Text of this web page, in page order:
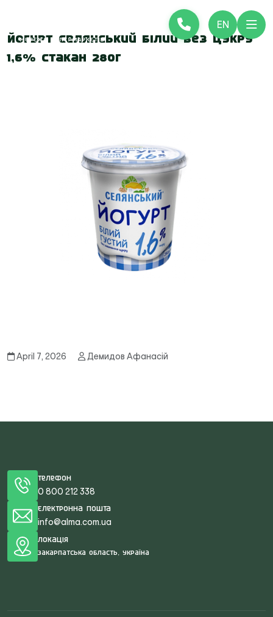
EN
Йогурт Селянський білий без цукру
1,6% стакан 280г
April 7, 2026 Демидов Афанасій
Телефон
0 800 212 338
Електронна пошта
info@alma.com.ua
Локація
Закарпатська область, Україна